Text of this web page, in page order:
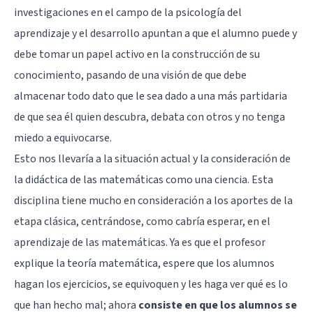
investigaciones en el campo de la psicología del
aprendizaje y el desarrollo apuntan a que el alumno puede y
debe tomar un papel activo en la construcción de su
conocimiento, pasando de una visión de que debe
almacenar todo dato que le sea dado a una más partidaria
de que sea él quien descubra, debata con otros y no tenga
miedo a equivocarse.
Esto nos llevaría a la situación actual y la consideración de
la didáctica de las matemáticas como una ciencia. Esta
disciplina tiene mucho en consideración a los aportes de la
etapa clásica, centrándose, como cabría esperar, en el
aprendizaje de las matemáticas. Ya es que el profesor
explique la teoría matemática, espere que los alumnos
hagan los ejercicios, se equivoquen y les haga ver qué es lo
que han hecho mal; ahora consiste en que los alumnos se